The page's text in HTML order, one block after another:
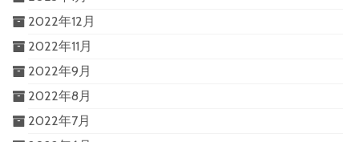
2022年12月
2022年11月
2022年9月
2022年8月
2022年7月